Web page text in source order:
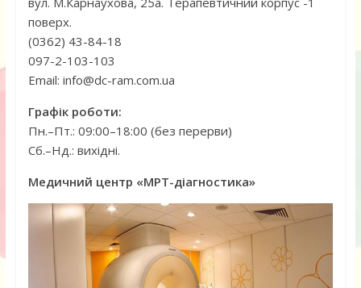
поверх.
(0362) 43-84-18
097-2-103-103
Email: info@dc-ram.com.ua
Графік роботи:
Пн.–Пт.: 09:00–18:00 (без перерви)
Сб.–Нд.: вихідні.
Медичний центр «МРТ-діагностика»